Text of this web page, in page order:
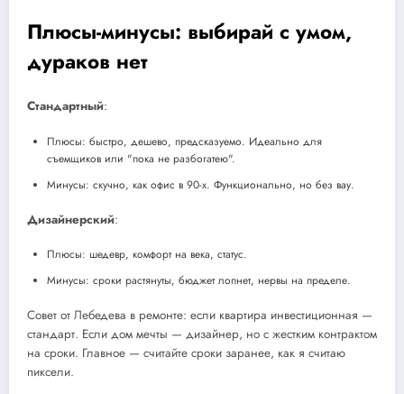
Плюсы-минусы: выбирай с умом,
дураков нет
Стандартный:
Плюсы: быстро, дешево, предсказуемо. Идеально для
съемщиков или "пока не разбогатею".
Минусы: скучно, как офис в 90-х. Функционально, но без вау.
Дизайнерский:
Плюсы: шедевр, комфорт на века, статус.
Минусы: сроки растянуты, бюджет лопнет, нервы на пределе.
Совет от Лебедева в ремонте: если квартира инвестиционная —
стандарт. Если дом мечты — дизайнер, но с жестким контрактом
на сроки. Главное — считайте сроки заранее, как я считаю
пиксели.